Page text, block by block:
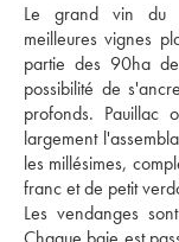
Le grand vin du
meilleures vignes
partie des 90ha
possibilité de
profonds. Pauillac
largement
les millésimes,
franc et de petit
Les vendanges